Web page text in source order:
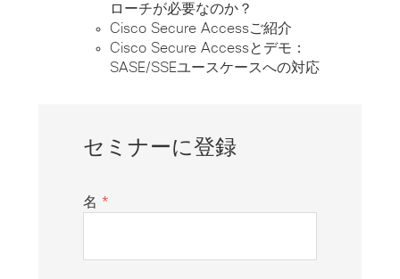
ローチが必要なのか？
Cisco Secure Accessご紹介
Cisco Secure Accessとデモ：
SASE/SSEユースケースへの対応
セミナーに登録
名 *